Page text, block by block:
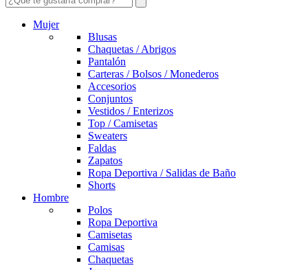
Mujer
Blusas
Chaquetas / Abrigos
Pantalón
Carteras / Bolsos / Monederos
Accesorios
Conjuntos
Vestidos / Enterizos
Top / Camisetas
Sweaters
Faldas
Zapatos
Ropa Deportiva / Salidas de Baño
Shorts
Hombre
Polos
Ropa Deportiva
Camisetas
Camisas
Chaquetas